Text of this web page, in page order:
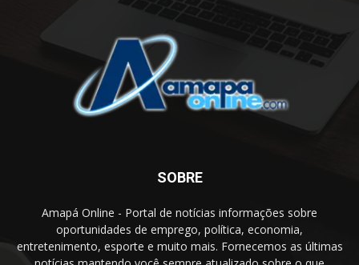
SOBRE
Amapá Online - Portal de notícias informações sobre
oportunidades de emprego, política, economia,
entretenimento, esporte e muito mais. Fornecemos as últimas